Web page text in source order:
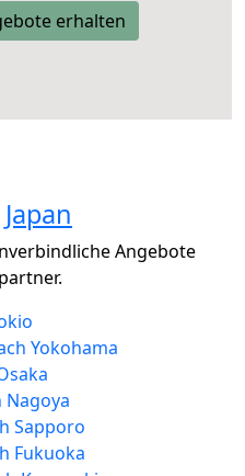
erhalten
Japan
Angebote
Yokohama
Nagoya
Sapporo
Fukuoka